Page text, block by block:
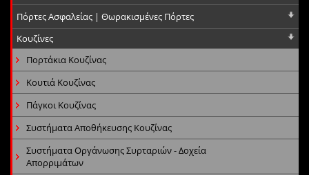
Πόρτες Ασφαλείας | Θωρακισμένες Πόρτες
Κουζίνες
Πορτάκια Κουζίνας
Κουτιά Κουζίνας
Πάγκοι Κουζίνας
Συστήματα Αποθήκευσης Κουζίνας
Συστήματα Οργάνωσης Συρταριών - Δοχεία
Απορριμάτων